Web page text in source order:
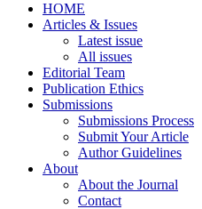
HOME
Articles & Issues
Latest issue
All issues
Editorial Team
Publication Ethics
Submissions
Submissions Process
Submit Your Article
Author Guidelines
About
About the Journal
Contact